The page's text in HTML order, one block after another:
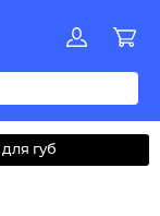
ЗИМОКЛНПРСТУФ
губ